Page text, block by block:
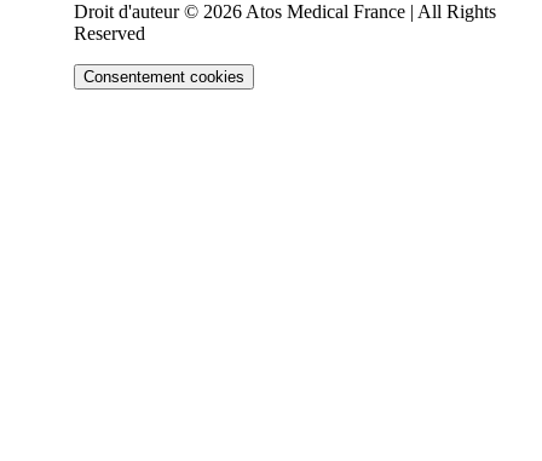
Droit d'auteur © 2026 Atos Medical France | All Rights
Reserved
Consentement cookies